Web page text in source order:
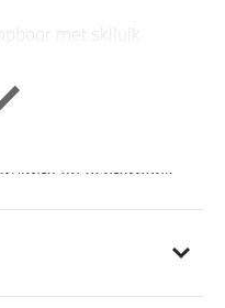
met skiluik
en achterbank
met accentl. in